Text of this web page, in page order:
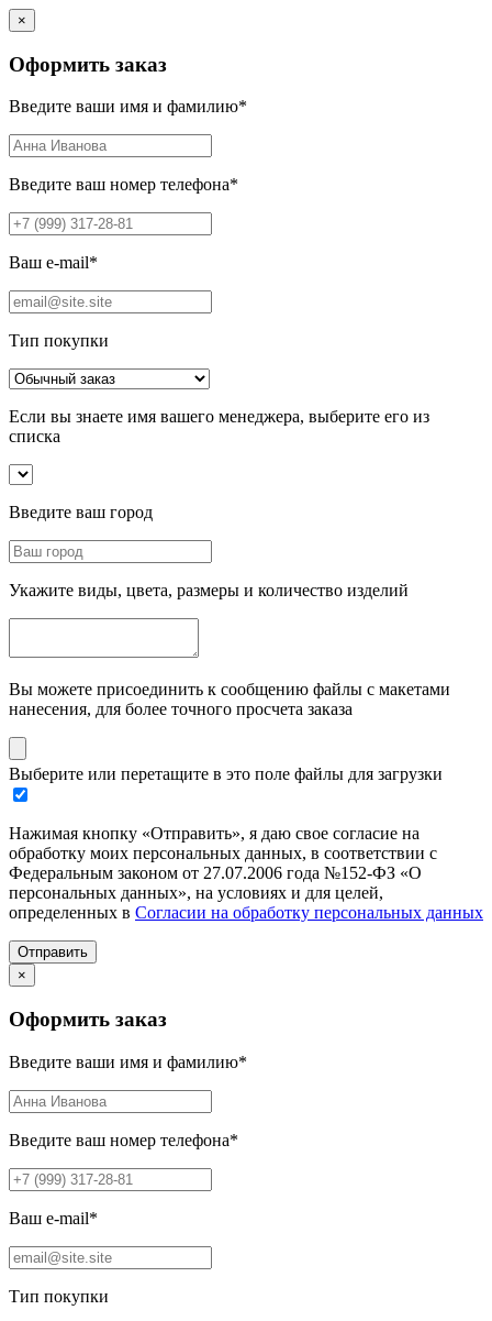
×
Оформить заказ
Введите ваши имя и фамилию*
Введите ваш номер телефона*
Ваш e-mail*
Тип покупки
Если вы знаете имя вашего менеджера, выберите его из
списка
Введите ваш город
Укажите виды, цвета, размеры и количество изделий
Вы можете присоединить к сообщению файлы с макетами
нанесения, для более точного просчета заказа
Выберите или перетащите в это поле файлы для загрузки
Нажимая кнопку «Отправить», я даю свое согласие на
обработку моих персональных данных, в соответствии с
Федеральным законом от 27.07.2006 года №152-ФЗ «О
персональных данных», на условиях и для целей,
определенных в Согласии на обработку персональных данных
Отправить
×
Оформить заказ
Введите ваши имя и фамилию*
Введите ваш номер телефона*
Ваш e-mail*
Тип покупки